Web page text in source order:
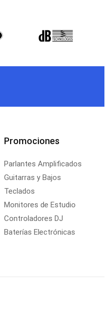
Promociones
Parlantes Amplificados
Guitarras y Bajos
Teclados
Monitores de Estudio
Controladores DJ
Baterías Electrónicas